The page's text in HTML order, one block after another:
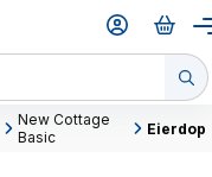
New Cottage
Basic
Eierdop